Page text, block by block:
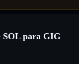
SOL para GIG